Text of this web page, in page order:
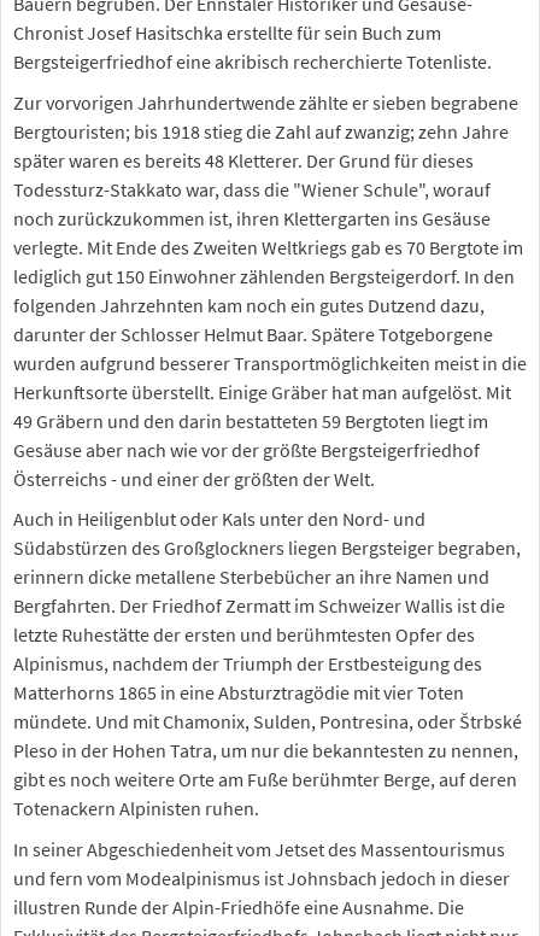
Chronist Josef Hasitschka erstellte für sein Buch zum
Bergsteigerfriedhof eine akribisch recherchierte Totenliste.
Zur vorvorigen Jahrhundertwende zählte er sieben begrabene
Bergtouristen; bis 1918 stieg die Zahl auf zwanzig; zehn Jahre
später waren es bereits 48 Kletterer. Der Grund für dieses
Todessturz-Stakkato war, dass die "Wiener Schule", worauf
noch zurückzukommen ist, ihren Klettergarten ins Gesäuse
verlegte. Mit Ende des Zweiten Weltkriegs gab es 70 Bergtote im
lediglich gut 150 Einwohner zählenden Bergsteigerdorf. In den
folgenden Jahrzehnten kam noch ein gutes Dutzend dazu,
darunter der Schlosser Helmut Baar. Spätere Totgeborgene
wurden aufgrund besserer Transportmöglichkeiten meist in die
Herkunftsorte überstellt. Einige Gräber hat man aufgelöst. Mit
49 Gräbern und den darin bestatteten 59 Bergtoten liegt im
Gesäuse aber nach wie vor der größte Bergsteigerfriedhof
Österreichs - und einer der größten der Welt.
Auch in Heiligenblut oder Kals unter den Nord- und
Südabstürzen des Großglockners liegen Bergsteiger begraben,
erinnern dicke metallene Sterbebücher an ihre Namen und
Bergfahrten. Der Friedhof Zermatt im Schweizer Wallis ist die
letzte Ruhestätte der ersten und berühmtesten Opfer des
Alpinismus, nachdem der Triumph der Erstbesteigung des
Matterhorns 1865 in eine Absturztragödie mit vier Toten
mündete. Und mit Chamonix, Sulden, Pontresina, oder Štrbské
Pleso in der Hohen Tatra, um nur die bekanntesten zu nennen,
gibt es noch weitere Orte am Fuße berühmter Berge, auf deren
Totenackern Alpinisten ruhen.
In seiner Abgeschiedenheit vom Jetset des Massentourismus
und fern vom Modealpinismus ist Johnsbach jedoch in dieser
illustren Runde der Alpin-Friedhöfe eine Ausnahme. Die